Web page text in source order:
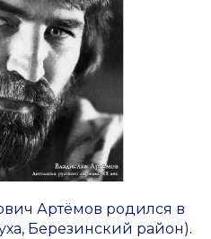
Артёмов родился в
Березинский район).